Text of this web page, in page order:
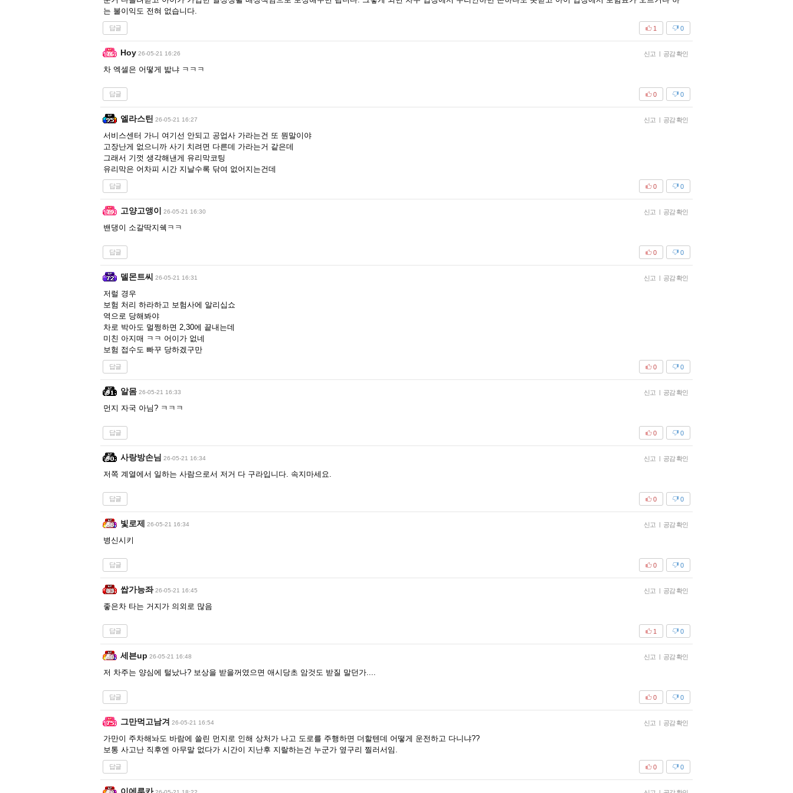
는 불이익도 전혀 없습니다.
답글 0
1
Hoy 26-05-21 16:26 신고 | 공감 확인
차 엑셀은 어떻게 밟냐 ㅋㅋㅋ
답글 0
0
엘라스틴 26-05-21 16:27 신고 | 공감 확인
서비스센터 가니 여기선 안되고 공업사 가라는건 또 뭔말이야
고장난게 없으니까 사기 치려면 다른데 가라는거 같은데
그래서 기껏 생각해낸게 유리막코팅
유리막은 어차피 시간 지날수록 닦여 없어지는건데
답글 0
0
고양고앵이 26-05-21 16:30 신고 | 공감 확인
밴댕이 소갈딱지쉑ㅋㅋ
답글 0
0
델몬트씨 26-05-21 16:31 신고 | 공감 확인
저럴 경우
보험 처리 하라하고 보험사에 알리십쇼
역으로 당해봐야
차로 박아도 멀쩡하면 2,30에 끝내는데
미친 아지매 ㅋㅋ 어이가 없네
보험 접수도 빠꾸 당하겠구만
답글 0
0
알몸 26-05-21 16:33 신고 | 공감 확인
먼지 자국 아님? ㅋㅋㅋ
답글 0
0
사랑방손님 26-05-21 16:34 신고 | 공감 확인
저쪽 계열에서 일하는 사람으로서 저거 다 구라입니다. 속지마세요.
답글 0
0
빛로제 26-05-21 16:34 신고 | 공감 확인
병신시키
답글 0
0
쌉가능좌 26-05-21 16:45 신고 | 공감 확인
좋은차 타는 거지가 의외로 많음
답글 0
1
세븐up 26-05-21 16:48 신고 | 공감 확인
저 차주는 양심에 털났나? 보상을 받을꺼였으면 애시당초 암것도 받질 말던가....
답글 0
0
그만먹고남겨 26-05-21 16:54 신고 | 공감 확인
가만이 주차해놔도 바람에 쓸린 먼지로 인해 상처가 나고 도로를 주행하면 더할텐데 어떻게 운전하고 다니냐??
보통 사고난 직후엔 아무말 없다가 시간이 지난후 지랄하는건 누군가 옆구리 찔러서임.
답글 0
0